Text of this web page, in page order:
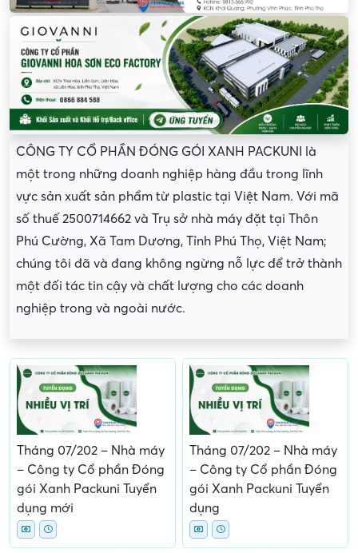
CÔNG TY CỔ PHẦN ĐÓNG GÓI XANH PACKUNI là
một trong những doanh nghiệp hàng đầu trong lĩnh
vực sản xuất sản phẩm từ plastic tại Việt Nam. Với mã
số thuế 2500714662 và Trụ sở nhà máy đặt tại Thôn
Phú Cường, Xã Tam Dương, Tỉnh Phú Thọ, Việt Nam;
chúng tôi đã và đang không ngừng nỗ lực để trở thành
một đối tác tin cậy và chất lượng cho các doanh
nghiệp trong và ngoài nước.
Tháng 07/202 – Nhà máy
– Công ty Cổ phần Đóng
gói Xanh Packuni Tuyển
dụng mới
Tháng 07/202 – Nhà máy
– Công ty Cổ phần Đóng
gói Xanh Packuni Tuyển
dụng